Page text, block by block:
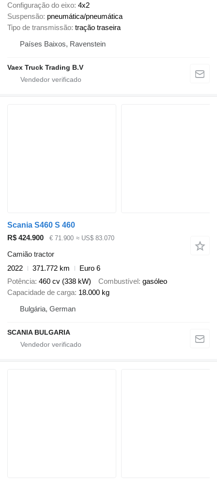
Configuração do eixo 4x2
Suspensão pneumática/pneumática
Tipo de transmissão tração traseira
Países Baixos, Ravenstein
Vaex Truck Trading B.V
Scania S460 S 460
R$ 424.900
€ 71.900 ≈ US$ 83.070
Camião tractor
2022
371.772 km
Euro 6
Potência 460 cv (338 kW) Combustível gasóleo
Capacidade de carga 18.000 kg
Bulgária, German
SCANIA BULGARIA